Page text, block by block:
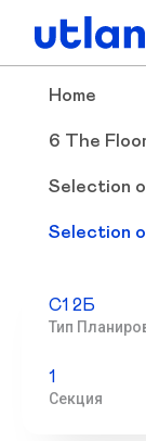
Home
6 The
Selection
Selection
С1 2Б
Тип
1
Секция